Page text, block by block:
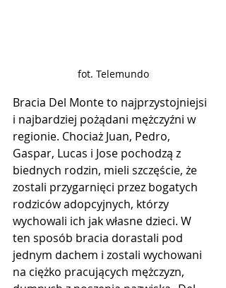
fot. Telemundo
Bracia Del Monte to najprzystojniejsi
i najbardziej pożądani mężczyźni w
regionie. Chociaż Juan, Pedro,
Gaspar, Lucas i Jose pochodzą z
biednych rodzin, mieli szczęście, że
zostali przygarnięci przez bogatych
rodziców adopcyjnych, którzy
wychowali ich jak własne dzieci. W
ten sposób bracia dorastali pod
jednym dachem i zostali wychowani
na ciężko pracujących mężczyzn,